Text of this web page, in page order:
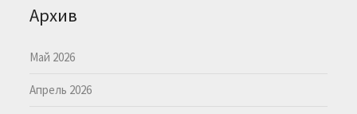
Архив
Май 2026
Апрель 2026